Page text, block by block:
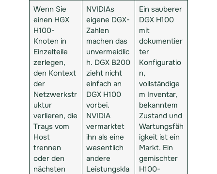
Wenn Sie
einen HGX
H100-
Knoten in
Einzelteile
zerlegen,
den Kontext
der
Netzwerkstr
uktur
verlieren, die
Trays vom
Host
trennen
oder den
nächsten
NVIDIAs
eigene DGX-
Zahlen
machen das
unvermeidlic
h. DGX B200
zieht nicht
einfach an
DGX H100
vorbei.
NVIDIA
vermarktet
ihn als eine
wesentlich
andere
Leistungskla
Ein sauberer
DGX H100
mit
dokumentier
ter
Konfiguratio
n,
vollständige
m Inventar,
bekanntem
Zustand und
Wartungsfäh
igkeit ist ein
Markt. Ein
gemischter
H100-